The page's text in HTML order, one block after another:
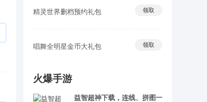
精灵世界删档预约礼包 领取
唱舞全明星金币大礼包 领取
火爆手游
益智超神下载，连线、拼图一站式益智体